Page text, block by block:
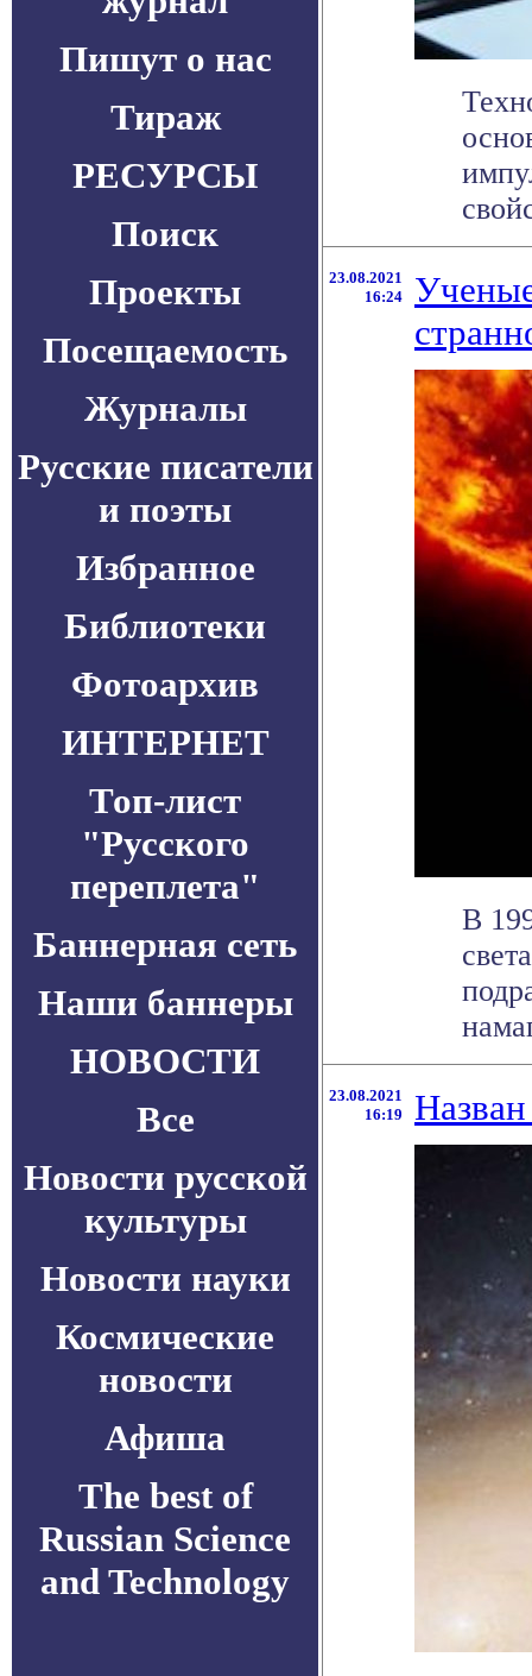
Пишут о нас
Тираж
РЕСУРСЫ
Поиск
Проекты
Посещаемость
Журналы
Русские писатели
и поэты
Избранное
Библиотеки
Фотоархив
ИНТЕРНЕТ
Топ-лист
"Русского
переплета"
Баннерная сеть
Наши баннеры
НОВОСТИ
Все
Новости русской
культуры
Новости науки
Космические
новости
Афиша
The best of
Russian Science
and Technology
23.08.2021
16:24
В
23.08.2021
16:19